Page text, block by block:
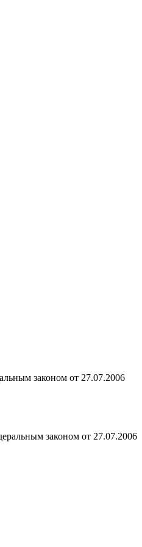
законом от 27.07.2006
законом от 27.07.2006